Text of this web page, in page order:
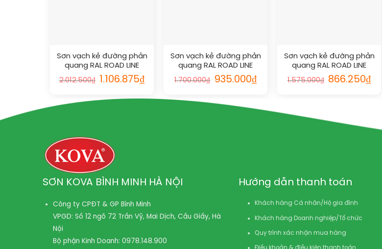
Sơn vạch kẻ đường phản
quang RAL ROAD LINE
REFLECTIVE 3020
2.012.500₫ Giá
gốc
2.012.500₫.
1.106.875₫Giá
hiện
là:
Sơn vạch kẻ đường phản
quang RAL ROAD LINE
REFLECTIVE 9016
1.700.000₫
Giá
gốc
935.000₫Giá
hiện
Sơn vạch kẻ đường phản
quang RAL ROAD LINE
REFLECTIVE 9017
1.575.000₫ Giá
gốc
866.250₫Giá
hiện
SƠN KOVA BÌNH MINH HÀ NỘI
Công ty CPĐT & GP Bình Minh
VPGD: Số 12 ngõ 72 Trần Vỹ, Mai Dịch, Cầu Giấy, Hà
Nội
Bộ phận Kinh Doanh: 0978.148.900
Hướng dẫn thanh toán
Khách hàng Cá nhân/Hộ gia đình
Khách hàng Doanh nghiệp/Tổ chức
Quy trình xác nhận mua hàng